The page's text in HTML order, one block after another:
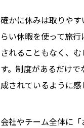
確かに休みは取りや
らい休暇を使って旅
されることもなく、
す。制度があるだけ
成されているように感
会社やチーム全体に